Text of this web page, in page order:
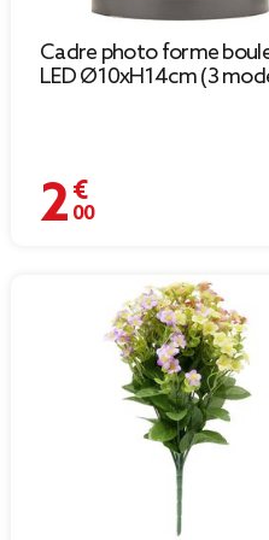
Cadre photo forme
LED Ø10xH14cm (3
2,00 €